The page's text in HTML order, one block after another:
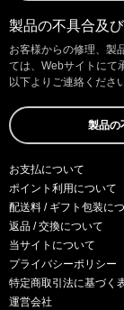
製品の不具合及
お客様からの修理、製
ては、Webサイトにて
以下よりご連絡ください
製品の
お支払について
ポイント利用について
配送料 / ギフト包装に
返品 / 交換について
当サイトについて
プライバシーポリシー
特定商取引法に基づく
運営会社